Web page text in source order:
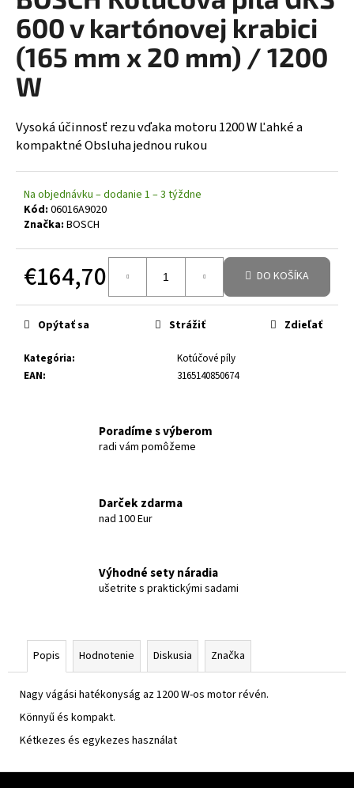
600 v kartónovej krabici
(165 mm x 20 mm) / 1200
W
Vysoká účinnosť rezu vďaka motoru 1200 W Ľahké a
kompaktné Obsluha jednou rukou
Na objednávku – dodanie 1 – 3 týždne
Kód: 06016A9020
Značka: BOSCH
€164,70 DO KOŠÍKA
Kategória:
Kotúčové píly
EAN: 3165140850674
Opýtať sa Strážiť Zdieľať
Poradíme s výberom
radi vám pomôžeme
Darček zdarma
nad 100 Eur
Výhodné sety náradia
ušetrite s praktickými sadami
Popis Hodnotenie Diskusia Značka
Nagy vágási hatékonyság az 1200 W-os motor révén.
Könnyű és kompakt.
Kétkezes és egykezes használat
á
j
s
ť
?